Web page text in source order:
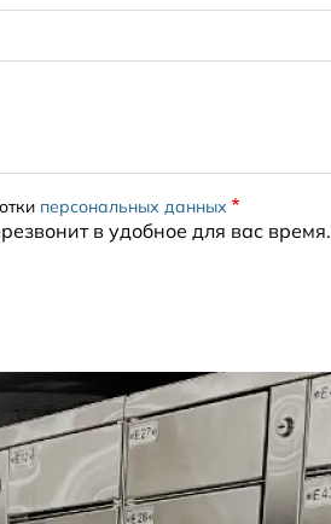
персональных данных
в удобное для вас время.